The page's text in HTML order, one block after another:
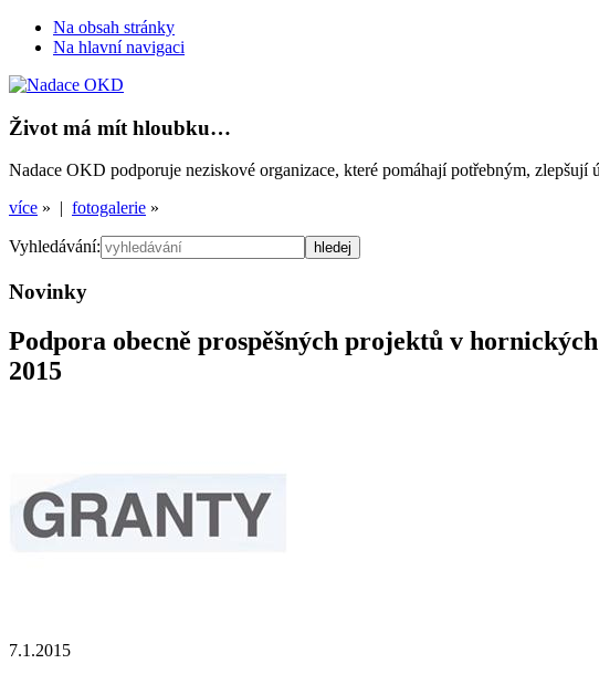
Na obsah stránky
Na hlavní navigaci
Život má mít hloubku…
Nadace OKD podporuje neziskové organizace, které pomáhají potřebným,
více » | fotogalerie »
Vyhledávání:
Novinky
Podpora obecně prospěšných projektů v
2015
7.1.2015